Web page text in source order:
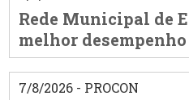
Rede Municipal de
melhor
7/8/2026 - PROCON